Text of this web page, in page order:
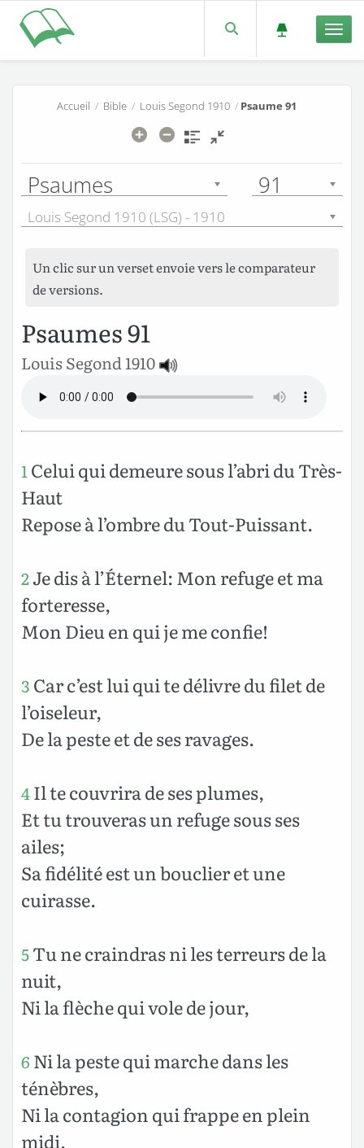
Accueil / Bible/ Louis Segond 1910/ Psaume 91
Psaumes 91
Louis Segond 1910 (LSG) - 1910
Un clic sur un verset envoie vers le comparateur
de versions.
Psaumes 91
Louis Segond 1910
1 Celui qui demeure sous l’abri du Très-
Haut
Repose à l’ombre du Tout-Puissant.
2Je dis à l’Éternel: Mon refuge et ma
forteresse,
Mon Dieu en qui je me confie!
3 Car c’est lui qui te délivre du filet de
l’oiseleur,
De la peste et de ses ravages.
4Il te couvrira de ses plumes,
Et tu trouveras un refuge sous ses
ailes;
Sa fidélité est un bouclier et une
cuirasse.
5Tu ne craindras ni les terreurs de la
nuit,
Ni la flèche qui vole de jour,
6 Ni la peste qui marche dans les
ténèbres,
Ni la contagion qui frappe en plein
midi.